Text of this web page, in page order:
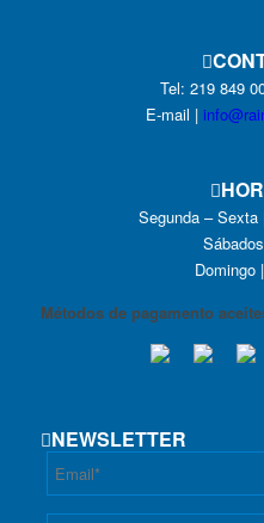
Tel: 219 849
E-mail |
Segunda – Sexta
Domingo
Métodos de pagamento
NEWSLETTER